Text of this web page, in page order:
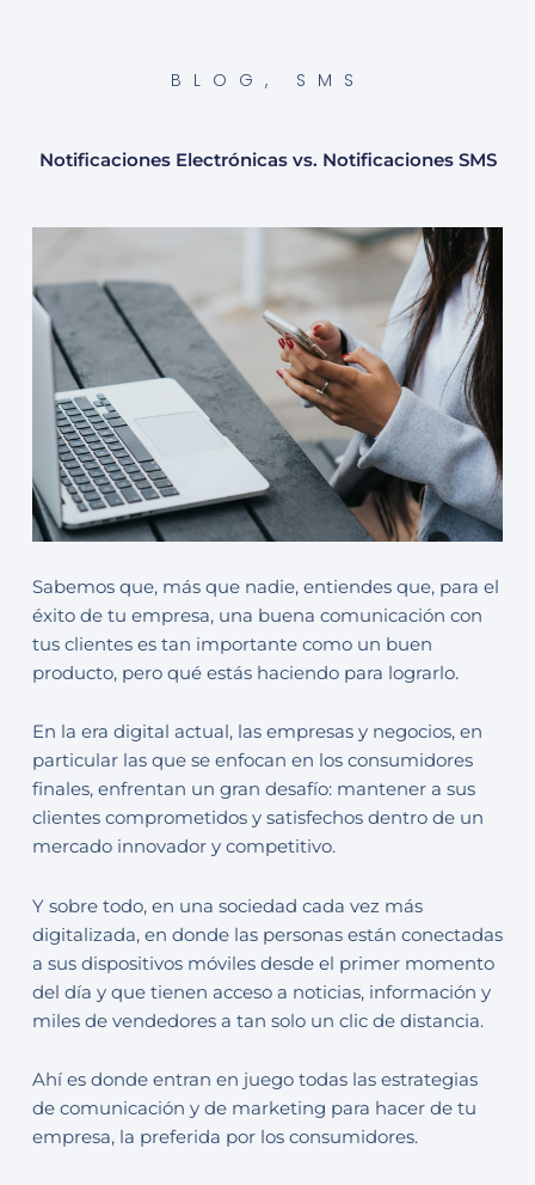
BLOG , SMS
Notificaciones Electrónicas vs. Notificaciones SMS
Sabemos que, más que nadie, entiendes que, para el
éxito de tu empresa, una buena comunicación con
tus clientes es tan importante como un buen
producto, pero qué estás haciendo para lograrlo.
En la era digital actual, las empresas y negocios, en
particular las que se enfocan en los consumidores
finales, enfrentan un gran desafío: mantener a sus
clientes comprometidos y satisfechos dentro de un
mercado innovador y competitivo.
Y sobre todo, en una sociedad cada vez más
digitalizada, en donde las personas están conectadas
a sus dispositivos móviles desde el primer momento
del día y que tienen acceso a noticias, información y
miles de vendedores a tan solo un clic de distancia.
Ahí es donde entran en juego todas las estrategias
de comunicación y de marketing para hacer de tu
empresa, la preferida por los consumidores.